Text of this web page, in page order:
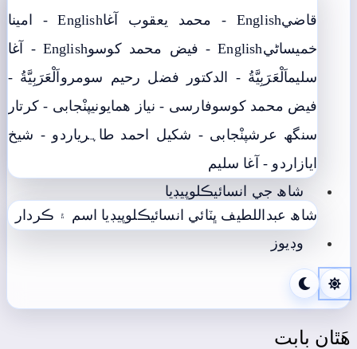
قاضيEnglish - محمد يعقوب آغا
English - امينا
خميساڻيEnglish - فيض محمد کوسو
English - آغا
سليماَلْعَرَبِيَّةُ - الدکتور فضل رحیم سومرو اَلْعَرَبِيَّةُ -
فيض محمد کوسوفارسی - نياز ھمايونيپنْجابی - کرتار
سنگھ عرشپنْجابی - شکیل احمد طاہریاردو - شيخ
اياز اردو - آغا سليم
شاھ جي انسائيڪلوپيڊيا
شاھ عبداللطيف ڀٽائي انسائيڪلوپيڊيا اسم ۽ ڪردار
وڊيوز
ھَٿان بابت